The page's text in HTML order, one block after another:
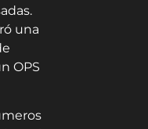
una
OPS